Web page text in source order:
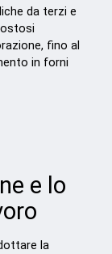
da terzi e
fino al
in forni
e lo
la